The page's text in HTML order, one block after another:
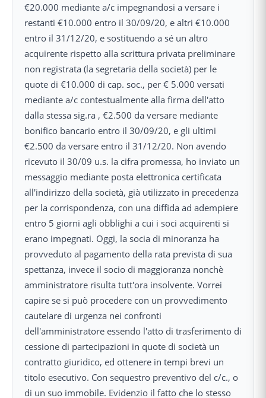
€20.000 mediante a/c impegnandosi a versare i
restanti €10.000 entro il 30/09/20, e altri €10.000
entro il 31/12/20, e sostituendo a sé un altro
acquirente rispetto alla scrittura privata preliminare
non registrata (la segretaria della società) per le
quote di €10.000 di cap. soc., per € 5.000 versati
mediante a/c contestualmente alla firma dell'atto
dalla stessa sig.ra , €2.500 da versare mediante
bonifico bancario entro il 30/09/20, e gli ultimi
€2.500 da versare entro il 31/12/20. Non avendo
ricevuto il 30/09 u.s. la cifra promessa, ho inviato un
messaggio mediante posta elettronica certificata
all'indirizzo della società, già utilizzato in precedenza
per la corrispondenza, con una diffida ad adempiere
entro 5 giorni agli obblighi a cui i soci acquirenti si
erano impegnati. Oggi, la socia di minoranza ha
provveduto al pagamento della rata prevista di sua
spettanza, invece il socio di maggioranza nonchè
amministratore risulta tutt'ora insolvente. Vorrei
capire se si può procedere con un provvedimento
cautelare di urgenza nei confronti
dell'amministratore essendo l'atto di trasferimento di
cessione di partecipazioni in quote di società un
contratto giuridico, ed ottenere in tempi brevi un
titolo esecutivo. Con sequestro preventivo del c/c., o
di un suo immobile. Evidenzio il fatto che lo stesso